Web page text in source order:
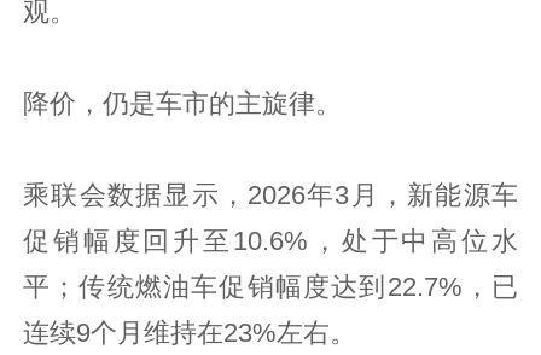
观。
降价，仍是车市的主旋律。
乘联会数据显示，2026年3月，新能源车
促销幅度回升至10.6%，处于中高位水
平；传统燃油车促销幅度达到22.7%，已
连续9个月维持在23%左右。